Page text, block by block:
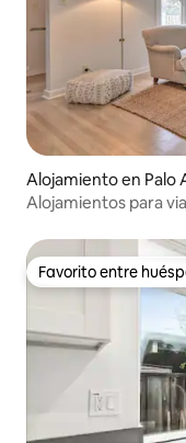
Alojamiento en Palo
Alojamientos para
Favorito entre
Favorito entre